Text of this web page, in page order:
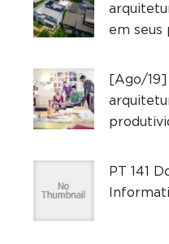
em seus
[Ago/19]
PT 141